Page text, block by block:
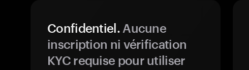
Confidentiel.Aucune
inscription ni vérification
KYC requise pour utiliser